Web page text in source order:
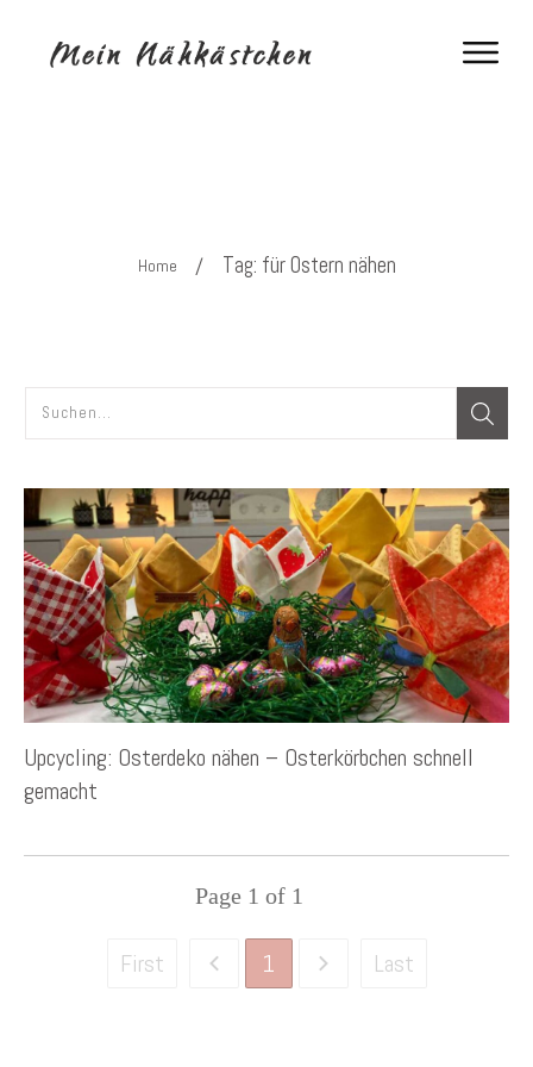
Home / Tag: für Ostern nähen
Upcycling: Osterdeko nähen – Osterkörbchen schnell
gemacht
Page 1 of 1
First 1 Last